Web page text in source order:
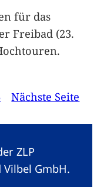
für das
Freibad (23.
Nächste Seite
ZLP
GmbH.